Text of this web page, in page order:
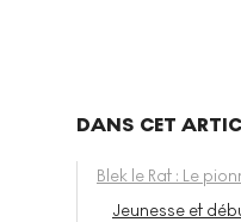
DANS CET
Blek le Rat : Le
Jeunesse et